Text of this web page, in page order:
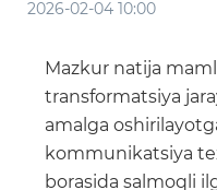
2026-02-04 10:00
Mazkur natija
transformatsiya
amalga
kommunikatsiya
borasida salmoqli